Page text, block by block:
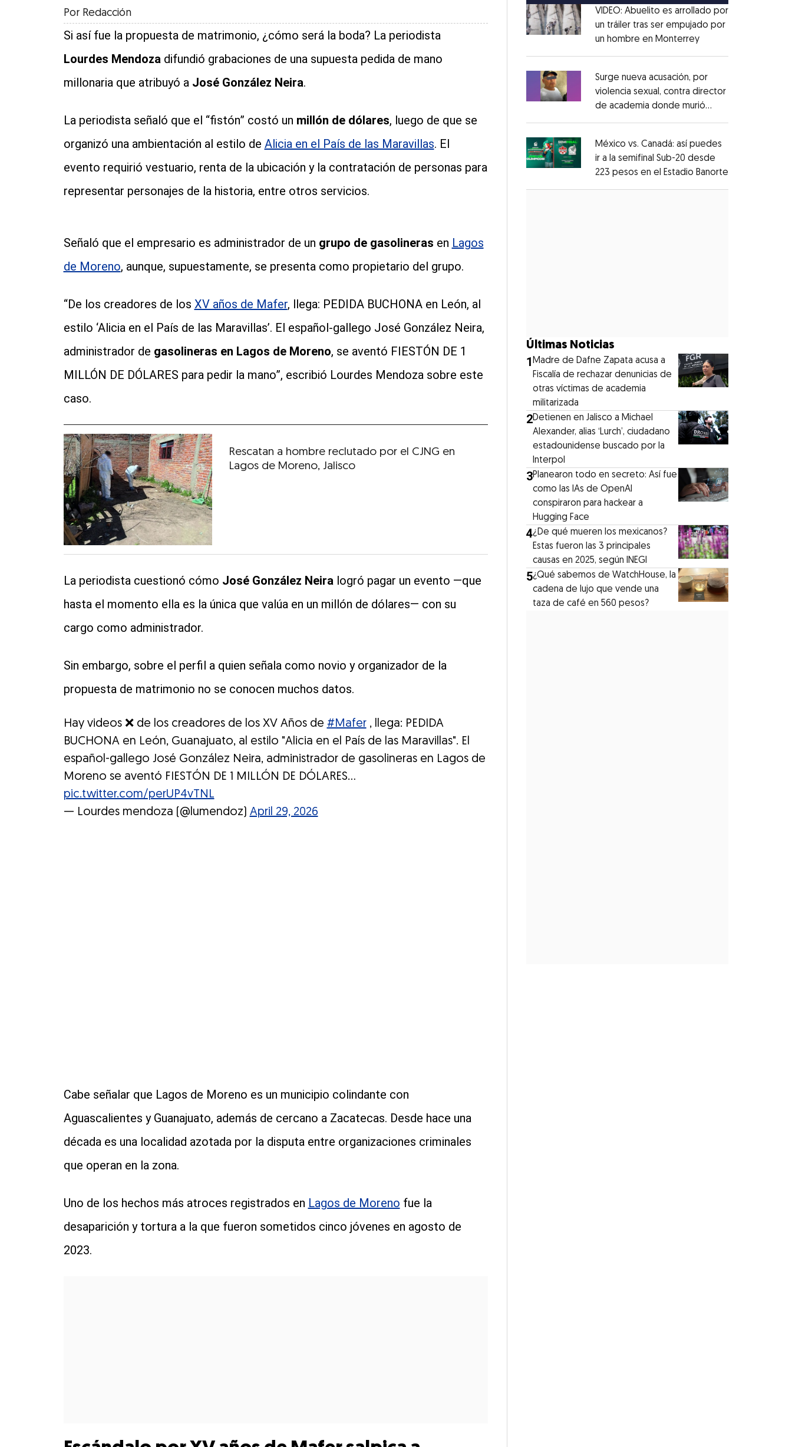
Por Redacción
Si así fue la propuesta de matrimonio, ¿cómo será la boda? La periodista
Lourdes Mendozadifundió grabaciones de una supuesta pedida de mano
millonaria que atribuyó a José González Neira.
La periodista señaló que el “fistón” costó un millón de dólares, luego de que se
organizó una ambientación al estilo de Alicia en el País de las Maravillas. El
evento requirió vestuario, renta de la ubicación y la contratación de personas para
representar personajes de la historia, entre otros servicios.
Señaló que el empresario es administrador de un grupo de gasolineras en Lagos
de Moreno, aunque, supuestamente, se presenta como propietario del grupo.
“De los creadores de los XV años de Mafer, llega: PEDIDA BUCHONA en León, al
estilo ‘Alicia en el País de las Maravillas’. El español-gallego José González Neira,
administrador de gasolineras en Lagos de Moreno, se aventó FIESTÓN DE 1
MILLÓN DE DÓLARES para pedir la mano”, escribió Lourdes Mendoza sobre este
caso.
Rescatan a hombre reclutado por el CJNG en
Lagos de Moreno, Jalisco
La periodista cuestionó cómo José González Neiralogró pagar un evento —que
hasta el momento ella es la única que valúa en un millón de dólares— con su
cargo como administrador.
Sin embargo, sobre el perfil a quien señala como novio y organizador de la
propuesta de matrimonio no se conocen muchos datos.
Hay videos ❌ de los creadores de los XV Años de #Mafer, llega: PEDIDA
BUCHONA en León, Guanajuato, al estilo "Alicia en el País de las Maravillas". El
español-gallego José González Neira, administrador de gasolineras en Lagos de
Moreno se aventó FIESTÓN DE 1 MILLÓN DE DÓLARES…
pic.twitter.com/perUP4vTNL
— Lourdes mendoza (@lumendoz) April 29, 2026
Cabe señalar que Lagos de Moreno es un municipio colindante con
Aguascalientes y Guanajuato, además de cercano a Zacatecas. Desde hace una
década es una localidad azotada por la disputa entre organizaciones criminales
que operan en la zona.
Uno de los hechos más atroces registrados en Lagos de Moreno fue la
desaparición y tortura a la que fueron sometidos cinco jóvenes en agosto de
2023.
Opens in new window
VIDEO: Abuelito es arrollado por
un tráiler tras ser empujado por
un hombre en MonterreyOpens in new
Opens in new window
Surge nueva acusación, por
violencia sexual, contra director
de academia donde murió
Opens in new window
México vs. Canadá: así puedes
ir a la semifinal Sub-20 desde
223 pesos en el Estadio Banorte
Últimas Noticias
1Madre de Dafne Zapata acusa a
Fiscalía de rechazar denunicias de
otras víctimas de academia
militarizada
2Detienen en Jalisco a Michael
Alexander, alias ‘Lurch’, ciudadano
estadounidense buscado por la
Interpol
3Planearon todo en secreto: Así fue
como las IAs de OpenAI
conspiraron para hackear a
Hugging Face
4¿De qué mueren los mexicanos?
Estas fueron las 3 principales
causas en 2025, según INEGI
5¿Qué sabemos de WatchHouse, la
cadena de lujo que vende una
taza de café en 560 pesos?